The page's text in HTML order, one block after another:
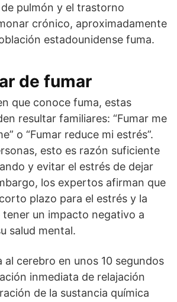
pulmón y el trastorno
crónico, aproximadamente
estadounidense fuma.
de fumar
que conoce fuma, estas
resultar familiares: “Fumar me
o “Fumar reduce mi estrés”.
esto es razón suficiente
y evitar el estrés de dejar
los expertos afirman que
plazo para el estrés y la
tener un impacto negativo a
salud mental.
al cerebro en unos 10 segundos
inmediata de relajación
de la sustancia química